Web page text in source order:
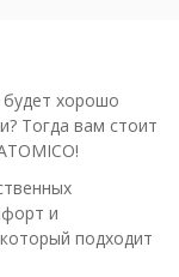
хорошо
Тогда вам стоит
и
подходит